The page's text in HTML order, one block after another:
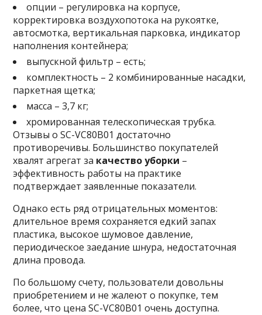
опции – регулировка на корпусе,
корректировка воздухопотока на рукоятке,
автосмотка, вертикальная парковка, индикатор
наполнения контейнера;
выпускной фильтр – есть;
комплектность – 2 комбинированные насадки,
паркетная щетка;
масса – 3,7 кг;
хромированная телескопическая трубка.
Отзывы о SC-VC80B01 достаточно
противоречивы. Большинство покупателей
хвалят агрегат за качество уборки –
эффективность работы на практике
подтверждает заявленные показатели.
Однако есть ряд отрицательных моментов:
длительное время сохраняется едкий запах
пластика, высокое шумовое давление,
периодическое заедание шнура, недостаточная
длина провода.
По большому счету, пользователи довольны
приобретением и не жалеют о покупке, тем
более, что цена SC-VC80B01 очень доступна.